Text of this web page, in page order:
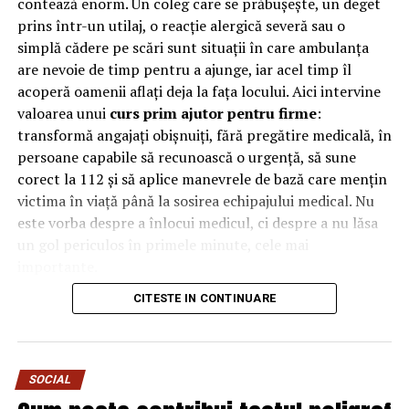
reducerile procentuale, transportul gratuit sau ofertele
de tip cumpără-unul-și-ia-unul-gratuit, poți maximiza
economiile tale. Cunoașterea procesului de rambursare
pentru fiecare tip de cupon te va ajuta să profiți la
maximum de experiența ta de cumpărături online.
Categorii de cupoane
Pentru a maximiza economiile și a profita la maximum
de cupoanele de reducere online, este crucial să înțelegi
diferitele categorii de cupoane disponibile. Cupoanele
transport gratuit și oferte de tip cumpără unul și
primești unul gratuit. Reducerile procentuale oferă un
din achiziția ta. Cupoanele cu transport gratuit scutesc
taxele de transport, făcând cumpărăturile online chiar
prins într-un utilaj, o reacție alergică severă sau o
simplă cădere pe scări sunt situații în care ambulanța
are nevoie de timp pentru a ajunge, iar acel timp îl
acoperă oamenii aflați deja la fața locului. Aici intervine
valoarea unui curs prim ajutor pentru firme:
transformă angajați obișnuiți, fără pregătire medicală, în
persoane capabile să recunoască o urgență, să sune
corect la 112 și să aplice manevrele de bază care mențin
victima în viață până la sosirea echipajului medical. Nu
este vorba despre a înlocui medicul, ci despre a nu lăsa
De ce contează primele minute
la locul de muncă
În multe urgențe grave, deznodământul se decide
CITESTE IN CONTINUARE
SOCIAL